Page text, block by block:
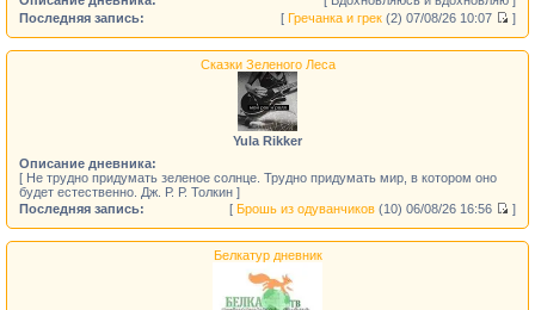
Последняя запись:
[ Гречанка и грек (2) 07/08/26 10:07 ]
Сказки Зеленого Леса
Yula Rikker
Описание дневника:
[ Не трудно придумать зеленое солнце. Трудно придумать мир, в котором оно
будет естественно. Дж. Р. Р. Толкин ]
Последняя запись:
[ Брошь из одуванчиков (10) 06/08/26 16:56 ]
Белкатур дневник